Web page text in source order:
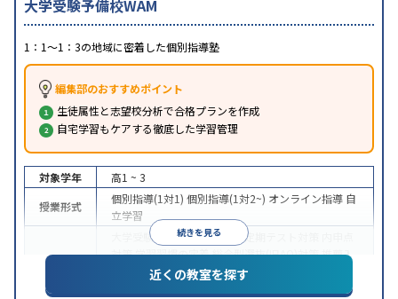
大学受験予備校WAM
1：1～1：3の地域に密着した個別指導塾
編集部のおすすめポイント
生徒属性と志望校分析で合格プランを作成
自宅学習もケアする徹底した学習管理
続きを見る
対象学年
高1 ~ 3
授業形式
個別指導(1対1) 個別指導(1対2~) オンライン指導 自
立学習
大学受験 医学部受験 授業・定期テスト対策
対策学習習慣の定着総合型選抜(旧AO)対策推薦入
学校別特化対策 国公立大対策
近くの教室を探す